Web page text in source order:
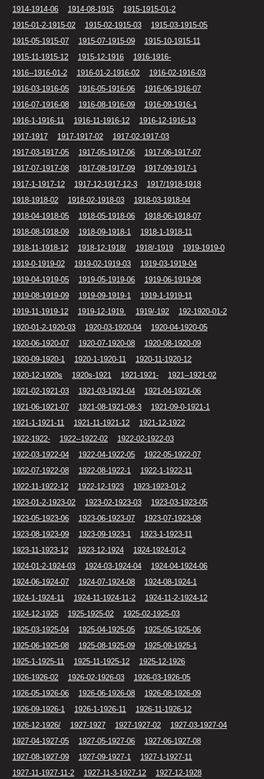
1914-1914-06
1914-08-1915
1915-1915-01-2
1915-01-2-1915-02
1915-02-1915-03
1915-03-1915-05
1915-05-1915-07
1915-07-1915-09
1915-10-1915-11
1915-11-1915-12
1915-12-1916
1916-1916-
1916--1916-01-2
1916-01-2-1916-02
1916-02-1916-03
1916-03-1916-05
1916-05-1916-06
1916-06-1916-07
1916-07-1916-08
1916-08-1916-09
1916-09-1916-1
1916-1-1916-11
1916-11-1916-12
1916-12-1916-13
1917-1917
1917-1917-02
1917-02-1917-03
1917-03-1917-05
1917-05-1917-06
1917-06-1917-07
1917-07-1917-08
1917-08-1917-09
1917-09-1917-1
1917-1-1917-12
1917-12-1917-12-3
1917/1918-1918
1918-1918-02
1918-02-1918-03
1918-03-1918-04
1918-04-1918-05
1918-05-1918-06
1918-06-1918-07
1918-08-1918-09
1918-09-1918-1
1918-1-1918-11
1918-11-1918-12
1918-12-1918/ 1918/-1919
1919-1919-0
1919-0-1919-02
1919-02-1919-03
1919-03-1919-04
1919-04-1919-05
1919-05-1919-06
1919-06-1919-08
1919-08-1919-09
1919-09-1919-1
1919-1-1919-11
1919-11-1919-12
1919-12-1919. 1919/-192
192-1920-01-2
1920-01-2-1920-03
1920-03-1920-04
1920-04-1920-05
1920-06-1920-07
1920-07-1920-08
1920-08-1920-09
1920-09-1920-1
1920-1-1920-11
1920-11-1920-12
1920-12-1920s
1920s-1921 1921-1921-
1921--1921-02
1921-02-1921-03
1921-03-1921-04
1921-04-1921-06
1921-06-1921-07
1921-08-1921-08-3
1921-09-0-1921-1
1921-1-1921-11
1921-11-1921-12
1921-12-1922
1922-1922-
1922--1922-02
1922-02-1922-03
1922-03-1922-04
1922-04-1922-05
1922-05-1922-07
1922-07-1922-08
1922-08-1922-1
1922-1-1922-11
1922-11-1922-12
1922-12-1923
1923-1923-01-2
1923-01-2-1923-02
1923-02-1923-03
1923-03-1923-05
1923-05-1923-06
1923-06-1923-07
1923-07-1923-08
1923-08-1923-09
1923-09-1923-1
1923-1-1923-11
1923-11-1923-12
1923-12-1924
1924-1924-01-2
1924-01-2-1924-03
1924-03-1924-04
1924-04-1924-06
1924-06-1924-07
1924-07-1924-08
1924-08-1924-1
1924-1-1924-11
1924-11-1924-11-2
1924-11-2-1924-12
1924-12-1925
1925-1925-02
1925-02-1925-03
1925-03-1925-04
1925-04-1925-05
1925-05-1925-06
1925-06-1925-08
1925-08-1925-09
1925-09-1925-1
1925-1-1925-11
1925-11-1925-12
1925-12-1926
1926-1926-02
1926-02-1926-03
1926-03-1926-05
1926-05-1926-06
1926-06-1926-08
1926-08-1926-09
1926-09-1926-1
1926-1-1926-11
1926-11-1926-12
1926-12-1926/
1927-1927 1927-1927-02
1927-03-1927-04
1927-04-1927-05
1927-05-1927-06
1927-06-1927-08
1927-08-1927-09
1927-09-1927-1
1927-1-1927-11
1927-11-1927-11-2
1927-11-3-1927-12 1927-12-1928